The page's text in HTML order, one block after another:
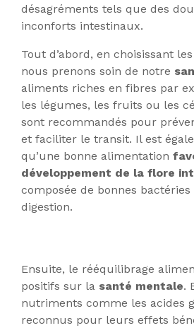
désagréments tels que des
inconforts intestinaux.
Tout d’abord, en choisissant
nous prenons soin de notre
aliments riches en fibres par
les légumes, les fruits ou les
sont recommandés pour
et faciliter le transit. Il est
qu’une bonne alimentation
développement de la flore
composée de bonnes
digestion.
Ensuite, le rééquilibrage
positifs sur la santé mentale.
nutriments comme les acides
reconnus pour leurs effets